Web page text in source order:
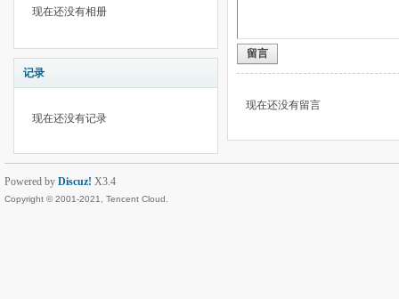
现在还没有相册
记录
现在还没有记录
留言
现在还没有留言
Powered by Discuz! X3.4
Copyright © 2001-2021, Tencent Cloud.